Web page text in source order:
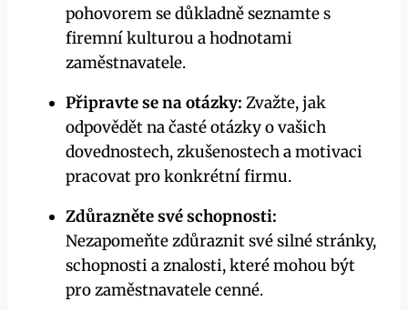
pohovorem se důkladně seznamte s
firemní kulturou a hodnotami
zaměstnavatele.
Připravte se na otázky: Zvažte, jak
odpovědět na časté otázky o vašich
dovednostech, zkušenostech a motivaci
pracovat pro konkrétní firmu.
Zdůrazněte své schopnosti:
Nezapomeňte zdůraznit své silné stránky,
schopnosti a znalosti, které mohou být
pro zaměstnavatele cenné.